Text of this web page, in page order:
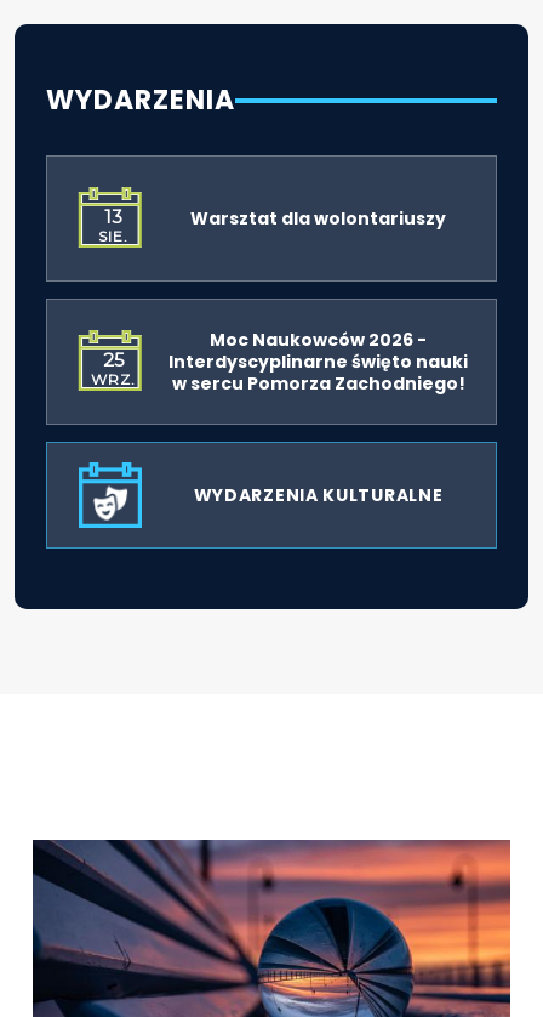
WYDARZENIA
13
SIE.
Warsztat dla wolontariuszy
25
WRZ.
Moc Naukowców 2026 -
Interdyscyplinarne święto nauki
w sercu Pomorza Zachodniego!
WYDARZENIA KULTURALNE